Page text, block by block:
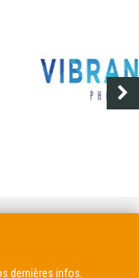
dernières infos.